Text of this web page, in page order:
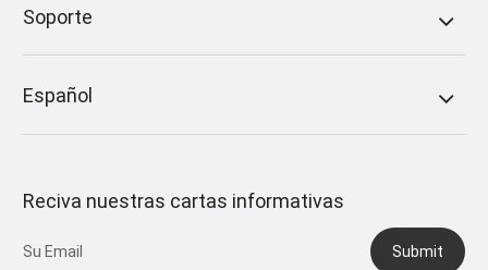
Soporte
Español
Reciva nuestras cartas informativas
Submit